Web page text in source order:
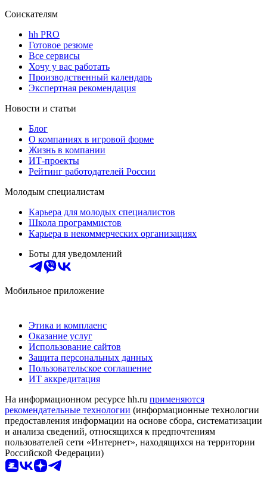
Соискателям
hh PRO
Готовое резюме
Все сервисы
Хочу у вас работать
Производственный календарь
Экспертная рекомендация
Новости и статьи
Блог
О компаниях в игровой форме
Жизнь в компании
ИТ-проекты
Рейтинг работодателей России
Молодым специалистам
Карьера для молодых специалистов
Школа программистов
Карьера в некоммерческих организациях
Боты для уведомлений
Мобильное приложение
Этика и комплаенс
Оказание услуг
Использование сайтов
Защита персональных данных
Пользовательское соглашение
ИТ аккредитация
На информационном ресурсе hh.ru применяются
рекомендательные технологии (информационные технологии
предоставления информации на основе сбора, систематизации
и анализа сведений, относящихся к предпочтениям
пользователей сети «Интернет», находящихся на территории
Российской Федерации)